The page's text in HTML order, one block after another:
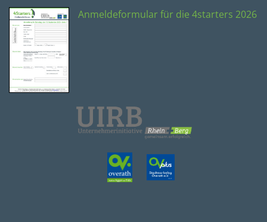
Anmeldeformular für die 4starters 2026